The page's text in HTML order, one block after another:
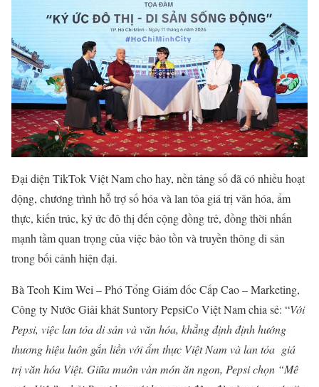
Đại diện TikTok Việt Nam cho hay, nền tảng số đã có nhiều hoạt
động, chương trình hỗ trợ số hóa và lan tỏa giá trị văn hóa, ẩm
thực, kiến trúc, ký ức đô thị đến cộng đồng trẻ, đồng thời nhấn
mạnh tầm quan trọng của việc bảo tồn và truyền thông di sản
trong bối cảnh hiện đại.
Bà Teoh Kim Wei – Phó Tổng Giám đốc Cấp Cao – Marketing,
Công ty Nước Giải khát Suntory PepsiCo Việt Nam chia sẻ: “Với
Pepsi, việc lan tỏa di sản và văn hóa, khẳng định định hướng
thương hiệu luôn gắn liền với ẩm thực Việt Nam và lan tỏa giá
trị văn hóa Việt. Giữa muôn vàn món ăn ngon, Pepsi chọn “Mê